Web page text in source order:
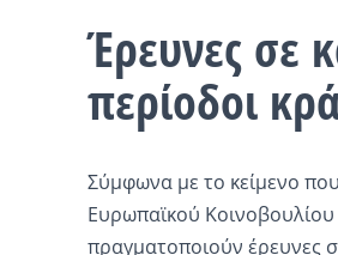
Έρευνες σε
περίοδοι
Σύμφωνα με το κείμενο
Ευρωπαϊκού
πραγματοποιούν έρευνες